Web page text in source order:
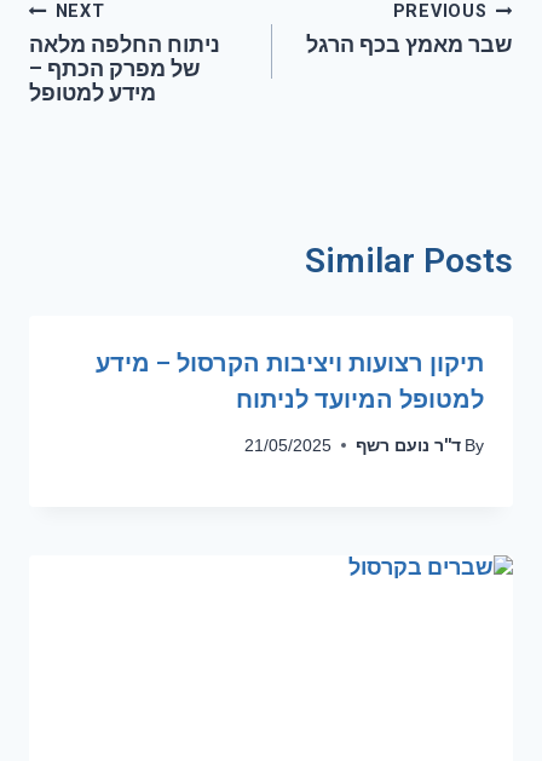
PREVIOUS
שבר מאמץ בכף הרגל
NEXT
ניתוח החלפה מלאה
של מפרק הכתף –
מידע למטופל
Similar Posts
תיקון רצועות ויציבות הקרסול – מידע
למטופל המיועד לניתוח
By ד''ר נועם רשף 21/05/2025